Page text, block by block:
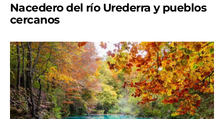
Nacedero del río Urederra y pueblos
cercanos